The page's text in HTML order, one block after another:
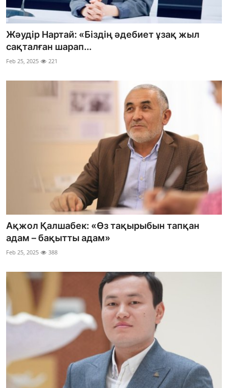
Жәудір Нартай: «Біздің әдебиет ұзақ жыл
сақталған шарап...
Feb 25, 2025 221
Ақжол Қалшабек: «Өз тақырыбын тапқан
адам – бақытты адам»
Feb 25, 2025 388